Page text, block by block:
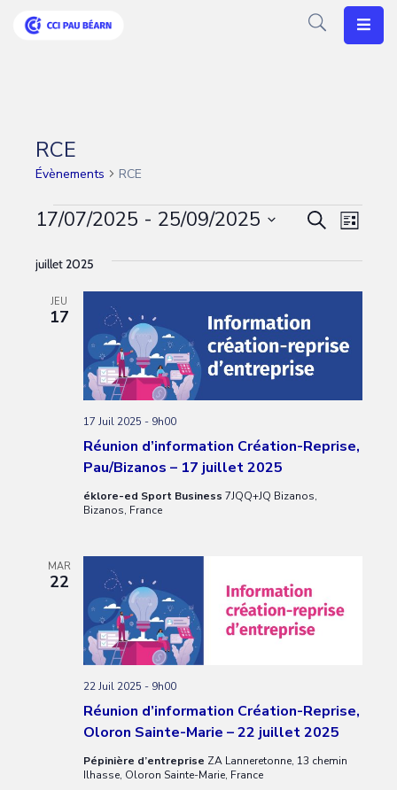
Besoins
Articles
Solutions
RCE
Évènements RCE
et
de
vues
Recherche
vues
Liste
17/07/2025 - 25/09/2025
une
juillet 2025
JEU
17
Réunion d’information Création-Reprise,
Pau/Bizanos – 17 juillet 2025
17 Juil 2025 - 9h00
éklore-ed Sport Business 7JQQ+JQ Bizanos,
Bizanos, France
MAR
22
Réunion d’information Création-Reprise,
Oloron Sainte-Marie – 22 juillet 2025
22 Juil 2025 - 9h00
Pépinière d’entreprise ZA Lanneretonne, 13 chemin
Ilhasse, Oloron Sainte-Marie, France